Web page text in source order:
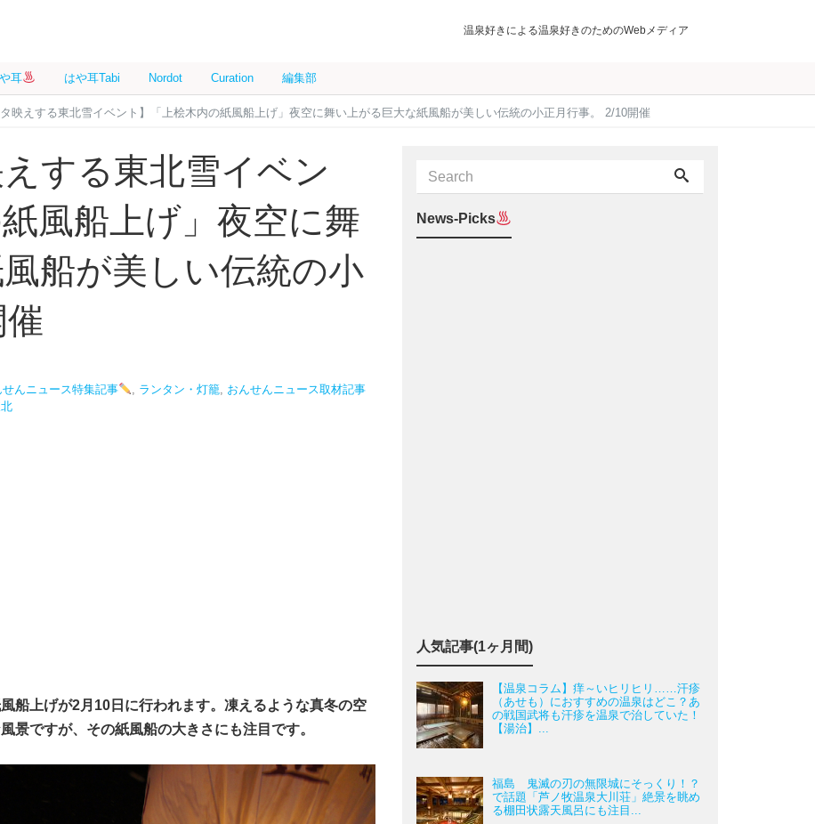
温泉好きによる温泉好きのためのWebメディア
耳 はや耳Tabi Nordot Curation 編集部
映えする東北雪イベント】「上桧木内の紙風船上げ」夜空に舞い上がる巨大な紙風船が美しい伝統の小正月行事。 2/10開催
する東北雪イベン
風船上げ」夜空に舞
船が美しい伝統の小
せんニュース特集記事 , ランタン・灯籠, おんせんニュース取材記事
船上げが2月10日に行われます。凍えるような真冬の空
景ですが、その紙風船の大きさにも注目です。
News-Picks
人気記事(1ヶ月間)
【温泉コラム】痒～いヒリヒリ……汗疹
（あせも）におすすめの温泉はどこ？あ
の戦国武将も汗疹を温泉で治していた！
【湯治】...
福島 鬼滅の刃の無限城にそっくり！？
で話題「芦ノ牧温泉大川荘」絶景を眺め
る棚田状露天風呂にも注目...